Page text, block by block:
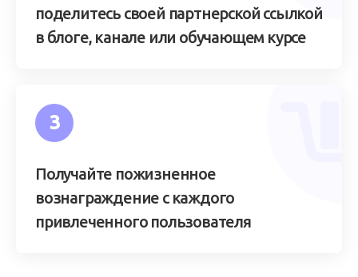
поделитесь своей партнерской ссылкой
в блоге, канале или обучающем курсе
3
Получайте пожизненное
вознаграждение с каждого
привлеченного пользователя